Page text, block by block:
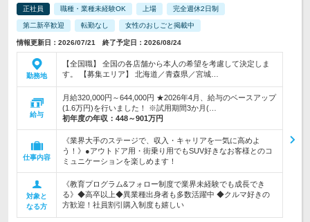
正社員 職種・業種未経験OK 上場 完全週休2日制
第二新卒歓迎 転勤なし 女性のおしごと掲載中
情報更新日：2026/07/21 終了予定日：2026/08/24
勤務地
【全国職】 全国の各店舗から本人の希望を考慮して決定しま
す。 【募集エリア】 北海道／青森県／宮城…
給与
月給320,000円～644,000円 ★2026年4月、給与のベースアップ
(1.6万円)を行いました！ ※試用期間3か月(…
初年度の年収： 448～901万円
仕事内容
《業界大手のステージで、収入・キャリアを一気に高めよ
う！》●アウトドア用・街乗り用でもSUV好きなお客様とのコ
ミュニケーションを楽しめます！
対象と
なる方
《教育プログラム&フォロー制度で業界未経験でも成長でき
る》◆高卒以上◆異業種出身者も多数活躍中 ◆クルマ好きの
方歓迎！社員割引購入制度も嬉しい